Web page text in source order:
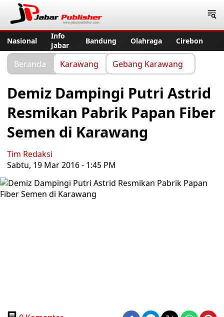
Nasional
Info
Jabar
Bandung Olahraga Cirebon
Beranda Karawang Gebang Karawang
Demiz Dampingi Putri Astrid
Resmikan Pabrik Papan Fiber
Semen di Karawang
Tim Redaksi
Sabtu, 19 Mar 2016 - 1:45 PM